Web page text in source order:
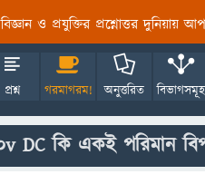
বিজ্ঞান ও প্রযুক্তির প্রশ্নোত্তর দুনিয়ায়
প্রশ্ন গরমাগরম! অনুত্তরিত বিভাগসমূহ
DC কি একই পরিমান